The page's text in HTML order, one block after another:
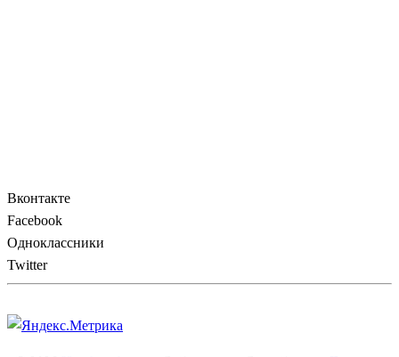
Вконтакте
Facebook
Одноклассники
Twitter